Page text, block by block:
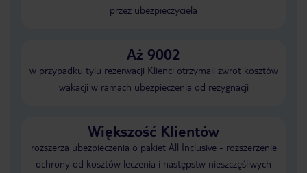
przez ubezpieczyciela
Aż 9002
w przypadku tylu rezerwacji Klienci otrzymali zwrot kosztów
wakacji w ramach ubezpieczenia od rezygnacji
Większość Klientów
rozszerza ubezpieczenia o pakiet All Inclusive - rozszerzenie
ochrony od kosztów leczenia i następstw nieszczęśliwych